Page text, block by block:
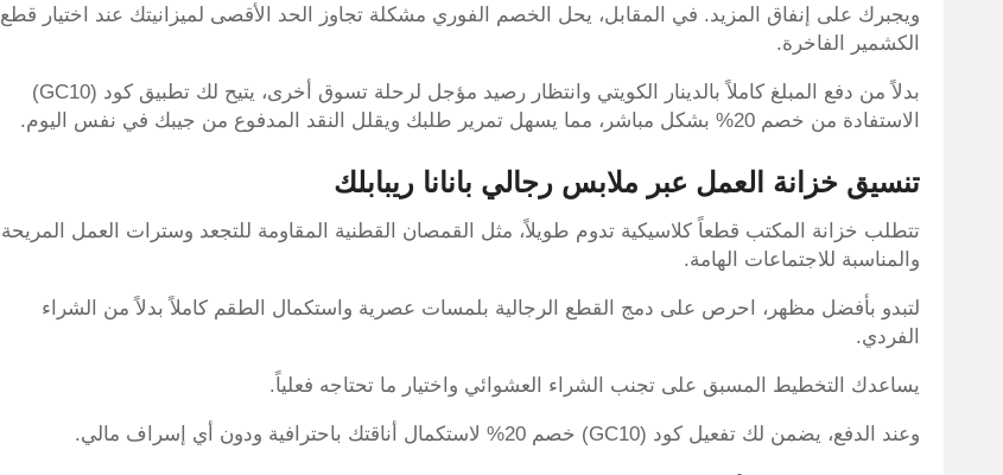
ويجبرك على إنفاق المزيد. في المقابل، يحل الخصم الفوري مشكلة تجاوز الحد الأقصى لميزانيتك عند اختيار قطع
الكشمير الفاخرة.
بدلاً من دفع المبلغ كاملاً بالدينار الكويتي وانتظار رصيد مؤجل لرحلة تسوق أخرى، يتيح لك تطبيق كود (GC10)
الاستفادة من خصم 20% بشكل مباشر، مما يسهل تمرير طلبك ويقلل النقد المدفوع من جيبك في نفس اليوم.
تنسيق خزانة العمل عبر ملابس رجالي بانانا ريبابلك
تتطلب خزانة المكتب قطعاً كلاسيكية تدوم طويلاً، مثل القمصان القطنية المقاومة للتجعد وسترات العمل المريحة
والمناسبة للاجتماعات الهامة.
لتبدو بأفضل مظهر، احرص على دمج القطع الرجالية بلمسات عصرية واستكمال الطقم كاملاً بدلاً من الشراء
الفردي.
يساعدك التخطيط المسبق على تجنب الشراء العشوائي واختيار ما تحتاجه فعلياً.
وعند الدفع، يضمن لك تفعيل كود (GC10) خصم 20% لاستكمال أناقتك باحترافية ودون أي إسراف مالي.